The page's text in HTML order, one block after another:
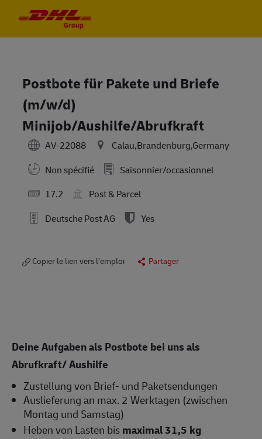
Postbote für Pakete und Briefe
(m/w/d)
Minijob/Aushilfe/Abrufkraft
AV-22088
Calau,Brandenburg,Germany
Non spécifié
Saisonnier/occasionnel
17.2
Post & Parcel
Deutsche Post AG
Yes
Copier le lien vers l’emploi Partager
Deine Aufgaben als Postbote bei uns als
Abrufkraft/ Aushilfe
Zustellung von Brief- und Paketsendungen
Auslieferung an max. 2 Werktagen (zwischen
Montag und Samstag)
Heben von Lasten bismaximal 31,5 kg